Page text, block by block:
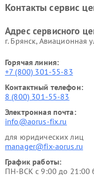
Контакты сервис
Адрес сервисного
г. Брянск, Авиационная
Горячая линия:
+7 (800) 301-55-83
Контактный телефон:
8 (800) 301-55-83
Электронная почта:
info@aorus-fix.ru
для юридических лиц
manager@fix-aorus.ru
График работы:
ПН-ВСК с 9:00 до 21:00